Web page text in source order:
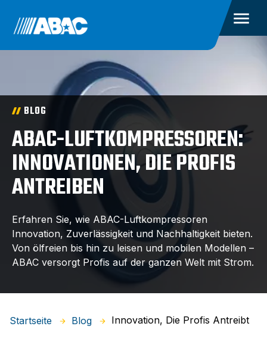
BLOG
ABAC-LUFTKOMPRESSOREN:
INNOVATIONEN, DIE PROFIS
ANTREIBEN
Erfahren Sie, wie ABAC-Luftkompressoren
Innovation, Zuverlässigkeit und Nachhaltigkeit bieten.
Von ölfreien bis hin zu leisen und mobilen Modellen –
ABAC versorgt Profis auf der ganzen Welt mit Strom.
Startseite Blog Innovation, Die Profis Antreibt